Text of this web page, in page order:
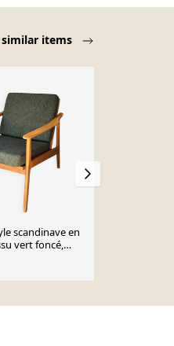
items
scandinave en
vert foncé,